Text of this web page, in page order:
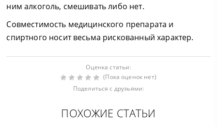
ним алкоголь, смешивать либо нет.
Совместимость медицинского препарата и
спиртного носит весьма рискованный характер.
Оценка статьи:
(Пока оценок нет)
Поделиться с друзьями:
ПОХОЖИЕ СТАТЬИ